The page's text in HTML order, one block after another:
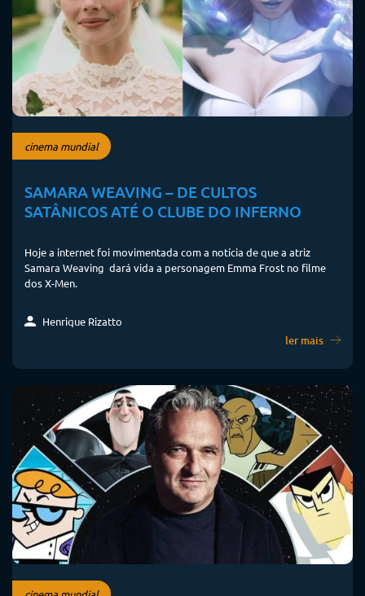
cinema mundial
SAMARA WEAVING – DE CULTOS
SATÂNICOS ATÉ O CLUBE DO INFERNO
Hoje a internet foi movimentada com a notícia de que a atriz
Samara Weaving dará vida a personagem Emma Frost no filme
dos X-Men.
Henrique Rizatto
ler mais